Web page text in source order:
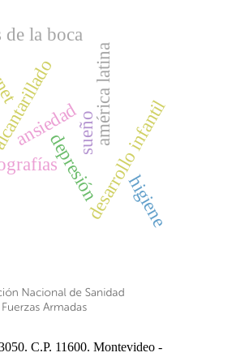
sueño
ansiedad
depresióndesarrollo infantil
de la boca
higiene
américa latina
C.P. 11600. Montevideo -